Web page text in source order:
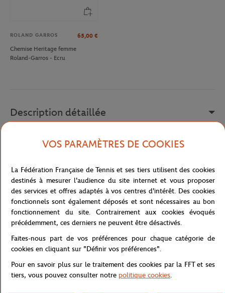
ROLAND GARROS 65,00 €
Chemise Heritage femme
Roland-Garros - Ecru
Description détaillée
Découvrez l'alliance parfaite entre style et confort avec ce polo
pour les journées ensoleillées ou les activités sportives.
Le col sophistiqué offre une élégance supplémentaire, tandis que
le logo Roland Garros terre battue brodé sur la poitrine déclare
votre passion pour le tennis avec distinction. La teinte jaune
polyvalente facilite les associations avec différents bas, offrant
polo est un choix idéal pour celles qui veulent exprimer leur
amour du tennis avec élégance.
Référence :RPOW0124-JAU
VOS PARAMÈTRES DE COOKIES
La Fédération Française de Tennis et ses tiers utilisent des cookies
destinés à mesurer l'audience du site internet et vous proposer
des services et offres adaptés à vos centres d'intérêt. Des cookies
fonctionnels sont également déposés et sont nécessaires au bon
fonctionnement du site. Contrairement aux cookies évoqués
précédemment, ces derniers ne peuvent être désactivés.
Faites-nous part de vos préférences pour chaque catégorie de
cookies en cliquant sur "Définir vos préférences".
Pour en savoir plus sur le traitement des cookies par la FFT et ses
tiers, vous pouvez consulter notre politique cookies.